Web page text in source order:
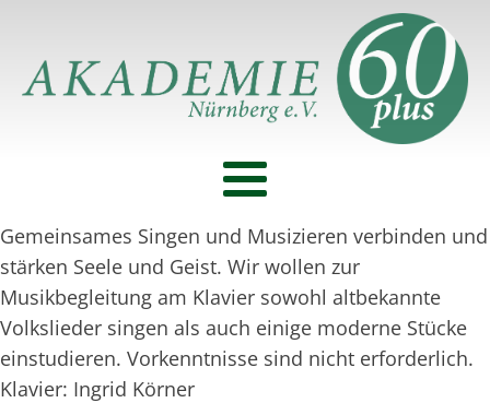
Gemeinsames Singen und Musizieren verbinden und
stärken Seele und Geist. Wir wollen zur
Musikbegleitung am Klavier sowohl altbekannte
Volkslieder singen als auch einige moderne Stücke
einstudieren. Vorkenntnisse sind nicht erforderlich.
Klavier: Ingrid Körner